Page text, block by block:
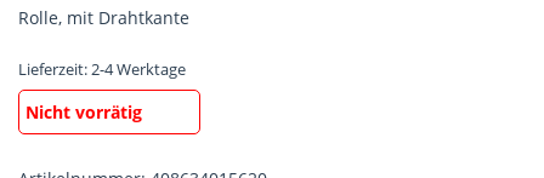
Rolle, mit Drahtkante
Lieferzeit:2-4 Werktage
Nicht vorrätig